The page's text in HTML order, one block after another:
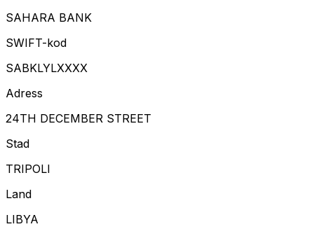
SAHARA BANK
SWIFT-kod
SABKLYLXXXX
Adress
24TH DECEMBER STREET
Stad
TRIPOLI
Land
LIBYA